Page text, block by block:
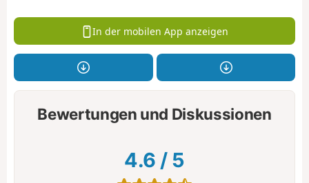
In der mobilen App anzeigen
Bewertungen und Diskussionen
4.6 / 5